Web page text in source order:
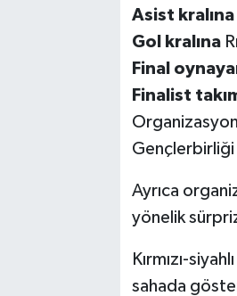
Asist kralına
Gol kralına
Final
Finalist
Gençlerbirliği
Ayrıca
yönelik
Kırmızı-
sahada